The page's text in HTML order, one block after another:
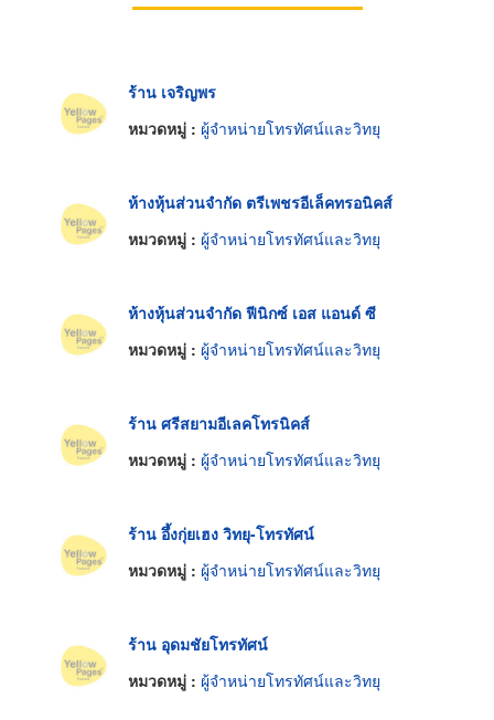
ร้าน เจริญพร
หมวดหมู่ : ผู้จำหน่ายโทรทัศน์และวิทยุ
ห้างหุ้นส่วนจำกัด ตรีเพชรอีเล็คทรอนิคส์
หมวดหมู่ : ผู้จำหน่ายโทรทัศน์และวิทยุ
ห้างหุ้นส่วนจำกัด ฟีนิกซ์ เอส แอนด์ ซี
หมวดหมู่ : ผู้จำหน่ายโทรทัศน์และวิทยุ
ร้าน ศรีสยามอีเลคโทรนิคส์
หมวดหมู่ : ผู้จำหน่ายโทรทัศน์และวิทยุ
ร้าน อึ้งกุ่ยเฮง วิทยุ-โทรทัศน์
หมวดหมู่ : ผู้จำหน่ายโทรทัศน์และวิทยุ
ร้าน อุดมชัยโทรทัศน์
หมวดหมู่ : ผู้จำหน่ายโทรทัศน์และวิทยุ